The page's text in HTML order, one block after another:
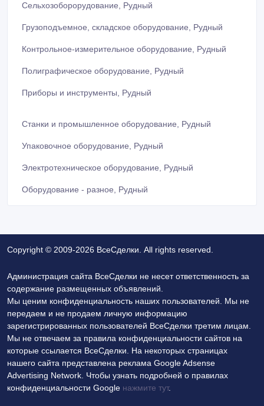
Сельхозоборорудование, Рудный
Грузоподъемное, складское оборудование, Рудный
Контрольное-измерительное оборудование, Рудный
Полиграфическое оборудование, Рудный
Приборы и инструменты, Рудный
Станки и промышленное оборудование, Рудный
Упаковочное оборудование, Рудный
Электротехническое оборудование, Рудный
Оборудование - разное, Рудный
Copyright © 2009-2026 ВсеСделки. All rights reserved.
Администрация сайта ВсеСделки не несет ответственность за
содержание размещенных объявлений.
Мы ценим конфиденциальность наших пользователей. Мы не
передаем и не продаем личную информацию
зарегистрированных пользователей ВсеСделки третим лицам.
Мы не отвечаем за правила конфиденциальности сайтов на
которые ссылается ВсеСделки. На некоторых страницах
нашего сайта представлена реклама Google Adsense
Advertising Network. Чтобы узнать подробней о правилах
конфиденциальности Google нажмите тут.